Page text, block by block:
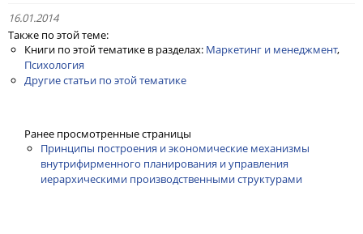
16.01.2014
Также по этой теме:
Книги по этой тематике в разделах: Маркетинг и менеджмент,
Психология
Другие статьи по этой тематике
Ранее просмотренные страницы
Принципы построения и экономические механизмы
внутрифирменного планирования и управления
иерархическими производственными структурами